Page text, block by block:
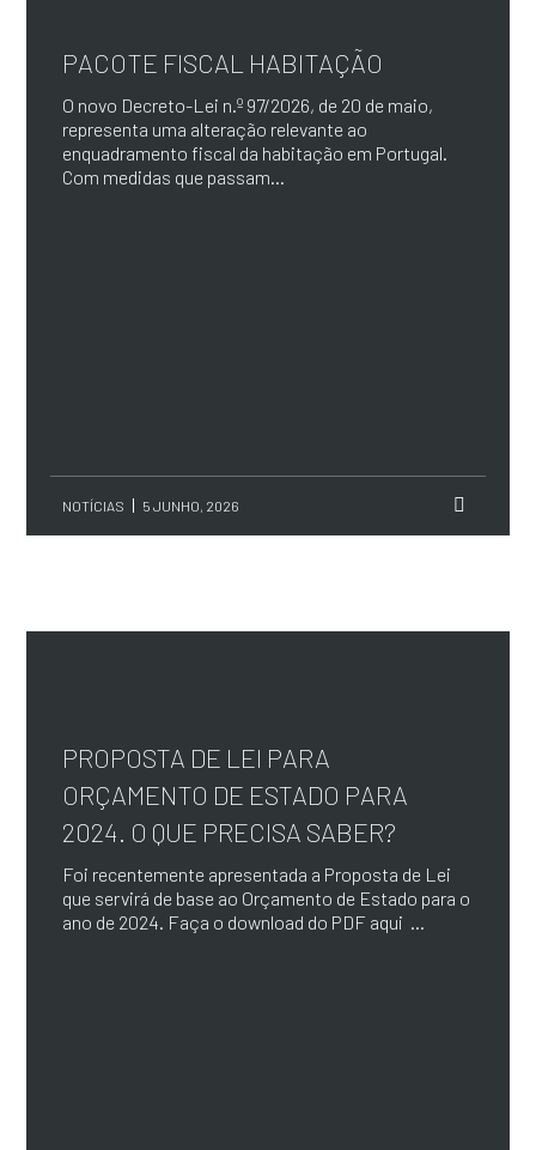
PACOTE FISCAL HABITAÇÃO
O novo Decreto-Lei n.º 97/2026, de 20 de maio,
representa uma alteração relevante ao
enquadramento fiscal da habitação em Portugal.
Com medidas que passam...
NOTÍCIAS 5 JUNHO, 2026
PROPOSTA DE LEI PARA
ORÇAMENTO DE ESTADO PARA
2024. O QUE PRECISA SABER?
Foi recentemente apresentada a Proposta de Lei
que servirá de base ao Orçamento de Estado para o
ano de 2024. Faça o download do PDF aqui ...